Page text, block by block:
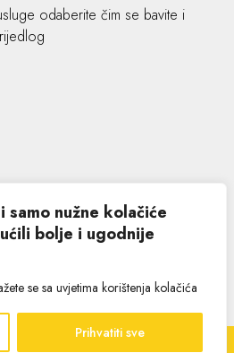
samo nužne kolačiće
bolje i ugodnije
se sa uvjetima korištenja kolačića
Prihvatiti sve
odaberite čim se bavite i